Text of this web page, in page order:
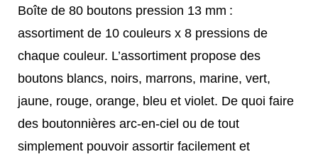
Boîte de 80 boutons pression 13 mm :
assortiment de 10 couleurs x 8 pressions de
chaque couleur. L’assortiment propose des
boutons blancs, noirs, marrons, marine, vert,
jaune, rouge, orange, bleu et violet. De quoi faire
des boutonnières arc-en-ciel ou de tout
simplement pouvoir assortir facilement et